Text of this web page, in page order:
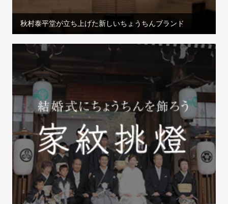
秋村泰平堂が立ち上げた新しいちょうちんブランド